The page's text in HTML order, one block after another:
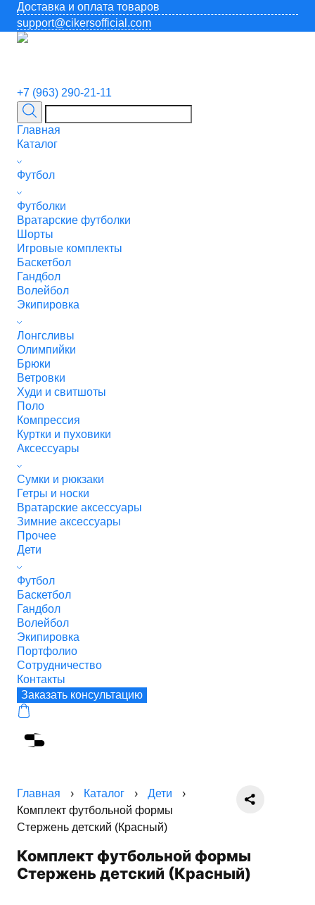
Доставка и оплата товаров
support@cikersofficial.com
+7 (963) 290-21-11
Главная
Каталог
Футбол
Футболки
Вратарские футболки
Шорты
Игровые комплекты
Баскетбол
Гандбол
Волейбол
Экипировка
Лонгсливы
Олимпийки
Брюки
Ветровки
Худи и свитшоты
Поло
Компрессия
Куртки и пуховики
Аксессуары
Сумки и рюкзаки
Гетры и носки
Вратарские аксессуары
Зимние аксессуары
Прочее
Дети
Футбол
Баскетбол
Гандбол
Волейбол
Экипировка
Портфолио
Сотрудничество
Контакты
Заказать консультацию
Главная › Каталог › Дети
›
Комплект футбольной формы
Стержень детский (Красный)
Комплект футбольной формы
Стержень детский (Красный)